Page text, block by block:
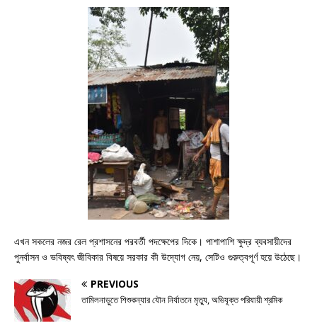
এখন সকলের নজর রেল প্রশাসনের পরবর্তী পদক্ষেপের দিকে। পাশাপাশি ক্ষুদ্র ব্যবসায়ীদের
পুনর্বাসন ও ভবিষ্যৎ জীবিকার বিষয়ে সরকার কী উদ্যোগ নেয়, সেটিও গুরুত্বপূর্ণ হয়ে উঠেছে।
PREVIOUS
তামিলনাড়ুতে শিশুকন্যার যৌন নির্যাতনে মৃত্যু, অভিযূক্ত পরিযায়ী শ্রমিক